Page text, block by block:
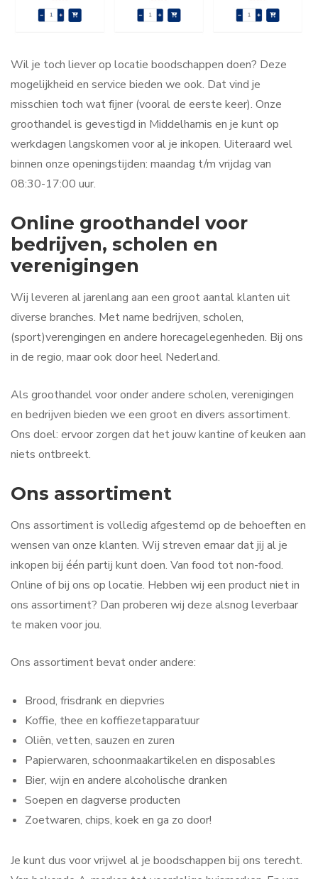
Wil je toch liever op locatie boodschappen doen? Deze
mogelijkheid en service bieden we ook. Dat vind je
misschien toch wat fijner (vooral de eerste keer). Onze
groothandel is gevestigd in Middelharnis en je kunt op
werkdagen langskomen voor al je inkopen. Uiteraard wel
binnen onze openingstijden: maandag t/m vrijdag van
08:30-17:00 uur.
Online groothandel voor
bedrijven, scholen en
verenigingen
Wij leveren al jarenlang aan een groot aantal klanten uit
diverse branches. Met name bedrijven, scholen,
(sport)verengingen en andere horecagelegenheden. Bij ons
in de regio, maar ook door heel Nederland.
Als groothandel voor onder andere scholen, verenigingen
en bedrijven bieden we een groot en divers assortiment.
Ons doel: ervoor zorgen dat het jouw kantine of keuken aan
niets ontbreekt.
Ons assortiment
Ons assortiment is volledig afgestemd op de behoeften en
wensen van onze klanten. Wij streven ernaar dat jij al je
inkopen bij één partij kunt doen. Van food tot non-food.
Online of bij ons op locatie. Hebben wij een product niet in
ons assortiment? Dan proberen wij deze alsnog leverbaar
te maken voor jou.
Ons assortiment bevat onder andere:
Brood, frisdrank en diepvries
Koffie, thee en koffiezetapparatuur
Oliën, vetten, sauzen en zuren
Papierwaren, schoonmaakartikelen en disposables
Bier, wijn en andere alcoholische dranken
Soepen en dagverse producten
Zoetwaren, chips, koek en ga zo door!
Je kunt dus voor vrijwel al je boodschappen bij ons terecht.